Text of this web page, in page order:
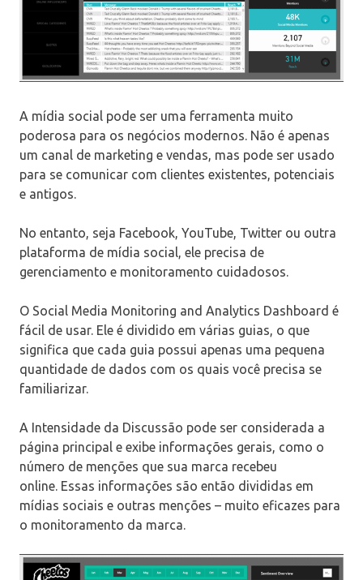
A mídia social pode ser uma ferramenta muito
poderosa para os negócios modernos. Não é apenas
um canal de marketing e vendas, mas pode ser usado
para se comunicar com clientes existentes, potenciais
e antigos.
No entanto, seja Facebook, YouTube, Twitter ou outra
plataforma de mídia social, ele precisa de
gerenciamento e monitoramento cuidadosos.
O Social Media Monitoring and Analytics Dashboard é
fácil de usar. Ele é dividido em várias guias, o que
significa que cada guia possui apenas uma pequena
quantidade de dados com os quais você precisa se
familiarizar.
A Intensidade da Discussão pode ser considerada a
página principal e exibe informações gerais, como o
número de menções que sua marca recebeu
online. Essas informações são então divididas em
mídias sociais e outras menções – muito eficazes para
o monitoramento da marca.